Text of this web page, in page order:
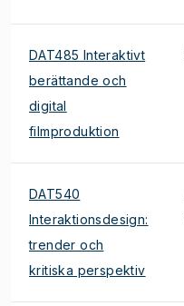
DAT485 Interaktivt
berättande och
digital
filmproduktion
DAT540
Interaktionsdesign:
trender och
kritiska perspektiv